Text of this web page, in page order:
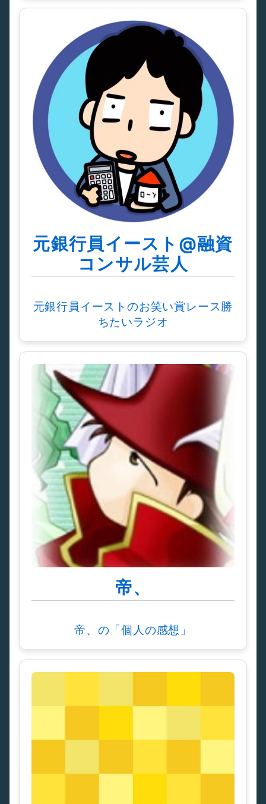
元銀行員イースト@融資
コンサル芸人
元銀行員イーストのお笑い賞レース勝
ちたいラジオ
帝、
帝、の「個人の感想」